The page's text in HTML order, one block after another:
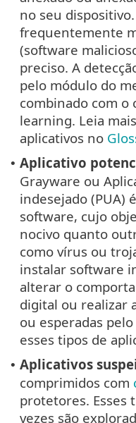
no seu
frequentemente
(software
preciso. A
pelo módulo do
combinado com o
learning. Leia
aplicativos no
• Aplicativo
Grayware ou
indesejado (PUA)
software, cujo
nocivo quanto
como vírus ou
instalar software
alterar o
digital ou realizar
ou esperadas
esses tipos de
• Aplicativos
comprimidos com
protetores. Esses
vezes são